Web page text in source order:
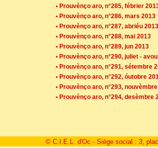
• Prouvènço aro, n°285, fébrier
• Prouvènço aro, n°286, mars 2013
• Prouvènço aro, n°287, abriéu 2013
• Prouvènço aro, n°288, mai 2013
• Prouvènço aro, n°289, jun 2013
• Prouvènço aro, n°290, juliet -
• Prouvènço aro, n°291, sétembre
• Prouvènço aro, n°292, óutobre
• Prouvènço aro, n°293,
• Prouvènço aro, n°294, desèmbre
© C.I.E.L. d'Oc - Siège social : 3,